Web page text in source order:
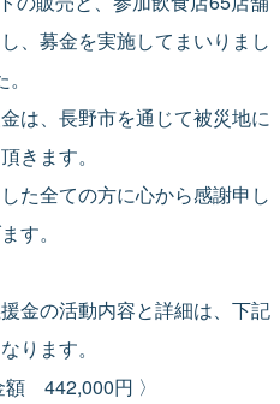
、募金を実施してまいりまし
。
は、長野市を通じて被災地に
きます。
た全ての方に心から感謝申し
す。
金の活動内容と詳細は、下記
ります。
442,000円 〉